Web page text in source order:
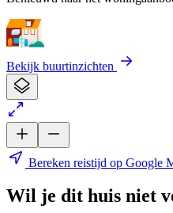
Bekijk buurtinzichten
Bereken reistijd op Google
Wil je dit huis niet